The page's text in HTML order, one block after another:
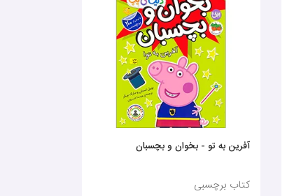
آفرین به تو - بخوان و بچسبان
کتاب برچسبی